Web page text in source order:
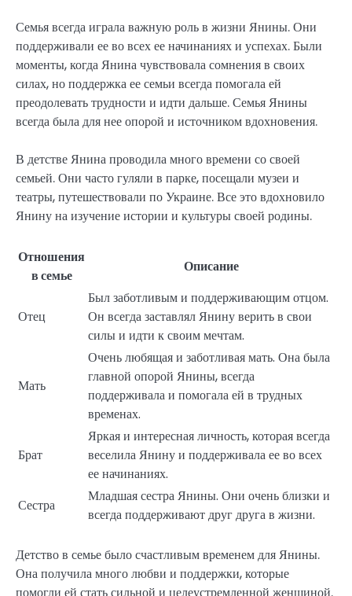
Семья всегда играла важную роль в жизни Янины. Они
поддерживали ее во всех ее начинаниях и успехах. Были
моменты, когда Янина чувствовала сомнения в своих
силах, но поддержка ее семьи всегда помогала ей
преодолевать трудности и идти дальше. Семья Янины
всегда была для нее опорой и источником вдохновения.
В детстве Янина проводила много времени со своей
семьей. Они часто гуляли в парке, посещали музеи и
театры, путешествовали по Украине. Все это вдохновило
Янину на изучение истории и культуры своей родины.
Отношения
в семье
Описание
Отец
Был заботливым и поддерживающим отцом.
Он всегда заставлял Янину верить в свои
силы и идти к своим мечтам.
Мать
Очень любящая и заботливая мать. Она была
главной опорой Янины, всегда
поддерживала и помогала ей в трудных
временах.
Брат
Яркая и интересная личность, которая всегда
веселила Янину и поддерживала ее во всех
ее начинаниях.
Сестра
Младшая сестра Янины. Они очень близки и
всегда поддерживают друг друга в жизни.
Детство в семье было счастливым временем для Янины.
Она получила много любви и поддержки, которые
помогли ей стать сильной и целеустремленной женщиной.